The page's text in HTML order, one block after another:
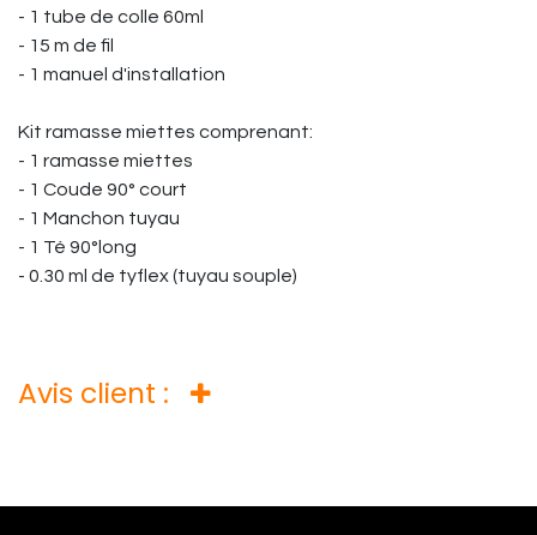
- 1 tube de colle 60ml
- 15 m de fil
- 1 manuel d'installation
Kit ramasse miettes comprenant:
- 1 ramasse miettes
- 1 Coude 90° court
- 1 Manchon tuyau
- 1 Té 90°long
- 0.30 ml de tyflex (tuyau souple)
Avis client :